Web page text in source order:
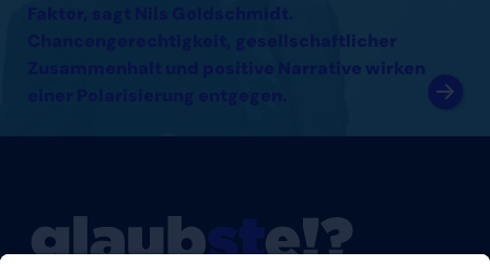
Chancengerechtigkeit, gesellschaftlicher
Zusammenhalt und positive Narrative wirken
einer Polarisierung entgegen.